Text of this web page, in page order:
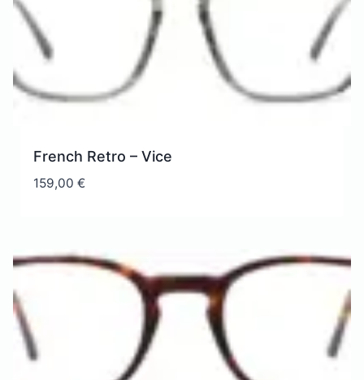
French Retro – Vice
159,00€